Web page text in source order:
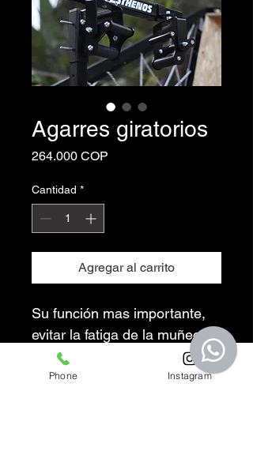
Agarres giratorios
264.000 COP
Cantidad *
Agregar al carrito
Su función mas importante,
evitar la fatiga de la muñeca
Trabaja tren superior
Phone Instagram